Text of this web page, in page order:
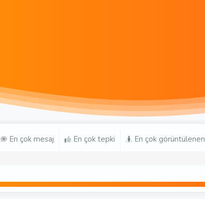
En çok mesaj En çok tepki En çok görüntülenen